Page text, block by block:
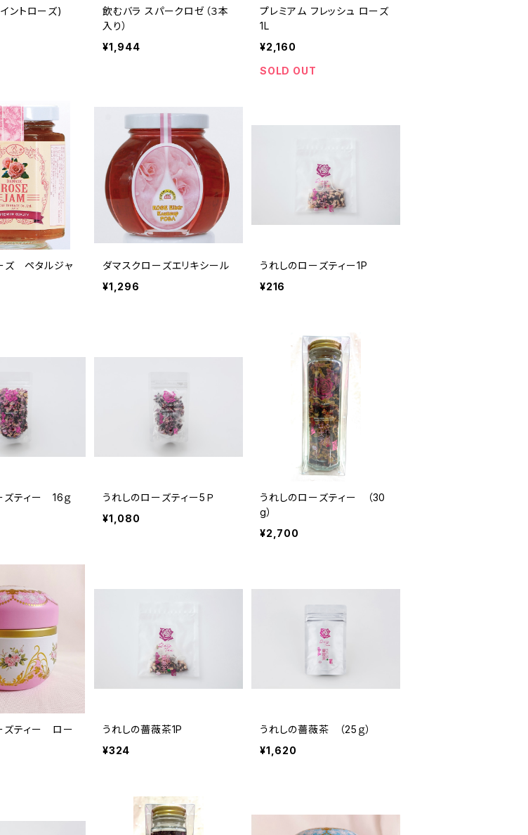
ントローズ)
飲むバラ スパークロゼ（３本
入り）
¥1,944
プレミアム フレッシュ ローズ
1L
¥2,160
SOLD OUT
ズ ペタルジャ
ダマスクローズエリキシール
¥1,296
うれしのローズティー1P
¥216
ズティー 16ｇ
うれしのローズティー5Ｐ
¥1,080
うれしのローズティー （30
g）
¥2,700
ズティー ロー
うれしの薔薇茶1P
¥324
うれしの薔薇茶 （25ｇ）
¥1,620